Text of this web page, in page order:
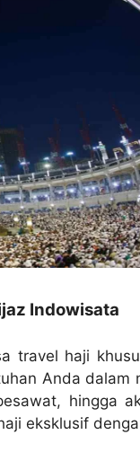
Indowisata
travel haji
Anda dalam
hingga
eksklusif